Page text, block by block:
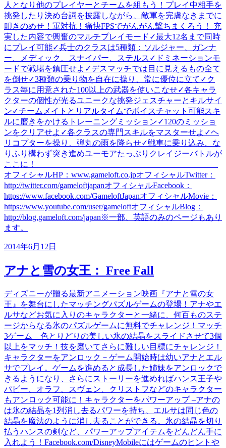
人となり他のプレイヤーとチームを組もう！プレイ中相手を
挑発したり決め台詞を披露しながら、敵軍を完膚なきまでに
叩きのめせ！軍対抗！痛快FPSでがんがん撃ちまくろう！ 充
実した内容で興奮のマルチプレイモード✓最大12名まで同時
にプレイ可能✓兵士のクラスは5種類：ソルジャー、ガンナ
ー、メディック、スナイパー、ステルス✓ドミネーションモ
ードで戦場を鎮圧せよ✓デスマッチでは目に見えるもの全て
を倒せ✓3種類の乗り物を自在に操り、常に優位に立て✓ク
ラス毎に用意された100以上の武器を使いこなせ✓各キャラ
クターの個性が光るユニークな挑発ジェスチャーとキルサイ
ン✓チームメイトとリアルタイムでボイスチャット可能スキ
ルに磨きをかけるトレーニングミッション✓120のミッショ
ンをクリアせよ✓各クラスの専門スキルをマスターせよ✓ヘ
リコプターを操り、弾丸の雨を降らせ✓戦車に乗り込み、な
りふり構わず突き進めユーモアたっぷりクレイジーバトルが
ここに！_____________________________________________
オフィシャルHP：www.gameloft.co.jpオフィシャルTwitter：
http://twitter.com/gameloftjapanオフィシャルFacebook：
https://www.facebook.com/GameloftJapanオフィシャルMovie：
https://www.youtube.com/user/gameloftオフィシャルBlog：
http://blog.gameloft.com/japan※一部、英語のみのページもあり
ます。
2014年6月12日
アナと雪の女王： Free Fall
ディズニーが贈る最新アニメーション映画『アナと雪の女
王』を舞台にしたマッチングパズルゲームの登場！アナやエ
ルサなどお気に入りのキャラクターと一緒に、何百ものステ
ージからなる氷のパズルゲームに無料でチャレンジ！マッチ
3ゲーム – 色とりどりの美しい氷の結晶をスライドさせて3個
以上をマッチ！技を磨いてさらに難しい目標にチャレンジ！
キャラクターをアンロック－ゲーム開始時は幼いアナとエル
サでプレイ。ゲームを進めると成長した姉妹をアンロックで
きるようになり、さらにストーリーを進めればハンス王子や
パビー、オラフ、スヴェン、クリストフなどのキャラクター
もアンロック可能に！キャラクターをパワーアップ –アナの
は氷の結晶を1列消し去るパワーを持ち、エルサは同じ色の
結晶を魔法のように消し去ることができる。氷の結晶を切り
払うハンスの剣など、パワーアップアイテムをどんどん手に
入れよう！Facebook.com/DisneyMobileにはゲームのヒントや